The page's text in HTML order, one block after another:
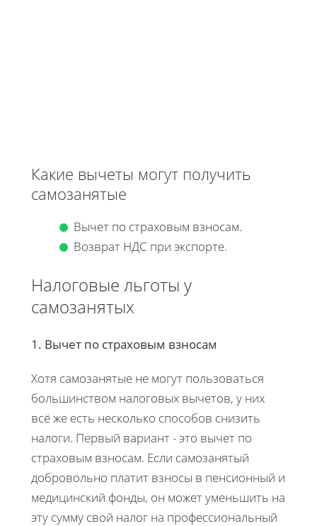
Какие вычеты могут получить
самозанятые
Вычет по страховым взносам.
Возврат НДС при экспорте.
Налоговые льготы у
самозанятых
1. Вычет по страховым взносам
Хотя самозанятые не могут пользоваться
большинством налоговых вычетов, у них
всё же есть несколько способов снизить
налоги. Первый вариант - это вычет по
страховым взносам. Если самозанятый
добровольно платит взносы в пенсионный и
медицинский фонды, он может уменьшить на
эту сумму свой налог на профессиональный